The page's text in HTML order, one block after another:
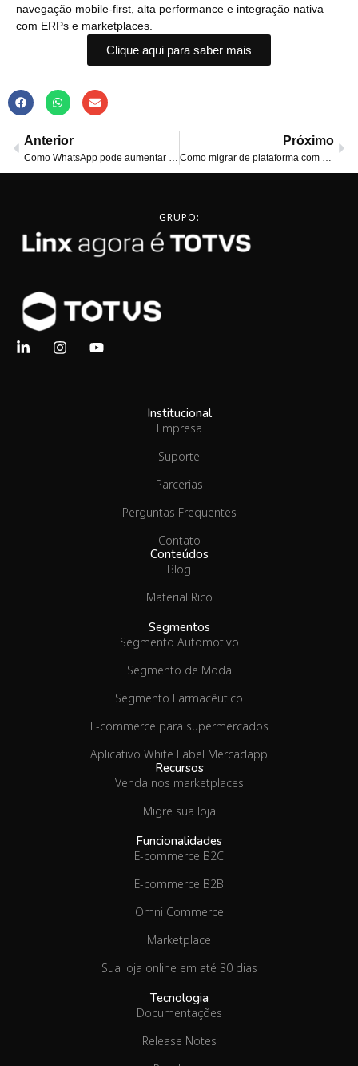
navegação mobile-first, alta performance e integração nativa
com ERPs e marketplaces.
Clique aqui para saber mais
Anterior Próximo
GRUPO:
Institucional
Empresa
Suporte
Parcerias
Perguntas Frequentes
Contato
Conteúdos
Blog
Material Rico
Segmentos
Segmento Automotivo
Segmento de Moda
Segmento Farmacêutico
E-commerce para supermercados
Aplicativo White Label Mercadapp
Recursos
Venda nos marketplaces
Migre sua loja
Funcionalidades
E-commerce B2C
E-commerce B2B
Omni Commerce
Marketplace
Sua loja online em até 30 dias
Tecnologia
Documentações
Release Notes